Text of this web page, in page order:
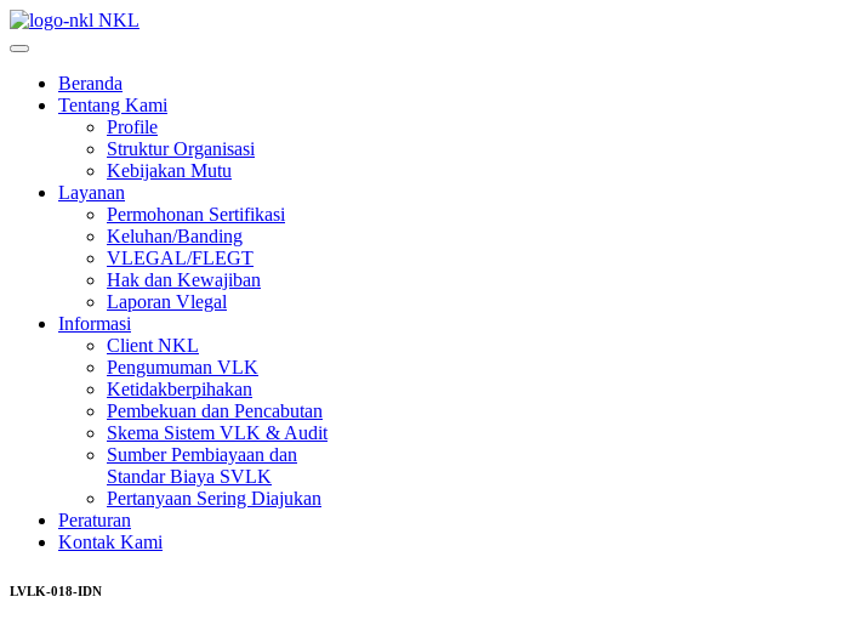
NKL
Beranda
Tentang Kami
Profile
Struktur Organisasi
Kebijakan Mutu
Layanan
Permohonan Sertifikasi
Keluhan/Banding
VLEGAL/FLEGT
Hak dan Kewajiban
Laporan Vlegal
Informasi
Client NKL
Pengumuman VLK
Ketidakberpihakan
Pembekuan dan Pencabutan
Skema Sistem VLK & Audit
Sumber Pembiayaan dan
Standar Biaya SVLK
Pertanyaan Sering Diajukan
Peraturan
Kontak Kami
LVLK-018-IDN